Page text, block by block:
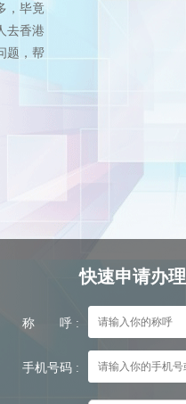
，毕竟
去香港
题，帮
快速申请办理
称 呼 :
手机号码 :